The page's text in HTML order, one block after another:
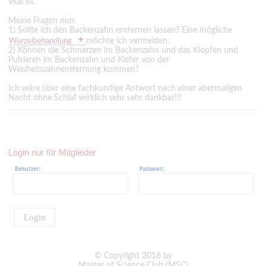
vital ist.
Meine Fragen nun:
1) Sollte ich den Backenzahn entfernen lassen? Eine mögliche
Wurzelbehandlung
möchte ich vermeiden.
2) Können die Schmerzen im Backenzahn und das Klopfen und
Pulsieren im Backenzahn und Kiefer von der
Weisheitszahnentfernung kommen?
Ich wäre über eine fachkundige Antwort nach einer abermaligen
Nacht ohne Schlaf wirklich sehr sehr dankbar!!!
Login nur für Mitglieder
Benutzer: Passwort:
Login
© Copyright 2016 by